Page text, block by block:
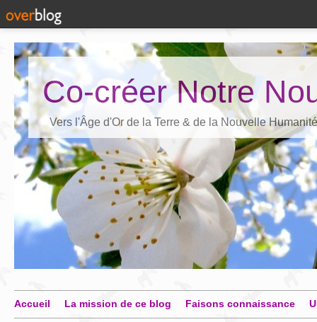
Co-créer Notre
Vers l'Âge d'Or de la Terre & de la Nouvelle Humanité
Accueil La mission de ce blog Faisons connaissance